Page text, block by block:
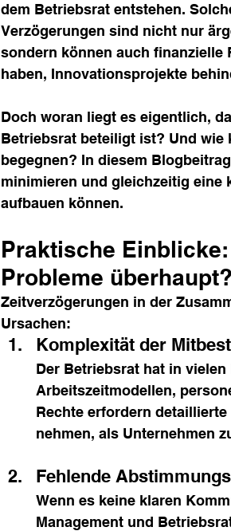
dem Betriebsrat entstehen.
Verzögerungen sind nicht nur
sondern können auch finanzielle
haben, Innovationsprojekte
Doch woran liegt es eigentlich,
Betriebsrat beteiligt ist? Und wie
begegnen? In diesem
minimieren und gleichzeitig eine
aufbauen können.
Praktische
Probleme überhaupt?
Zeitverzögerungen in der
Ursachen:
Komplexität der
Der Betriebsrat hat in
Arbeitszeitmodellen,
Rechte erfordern
nehmen, als Unternehmen
Fehlende
Wenn es keine klaren
Management und